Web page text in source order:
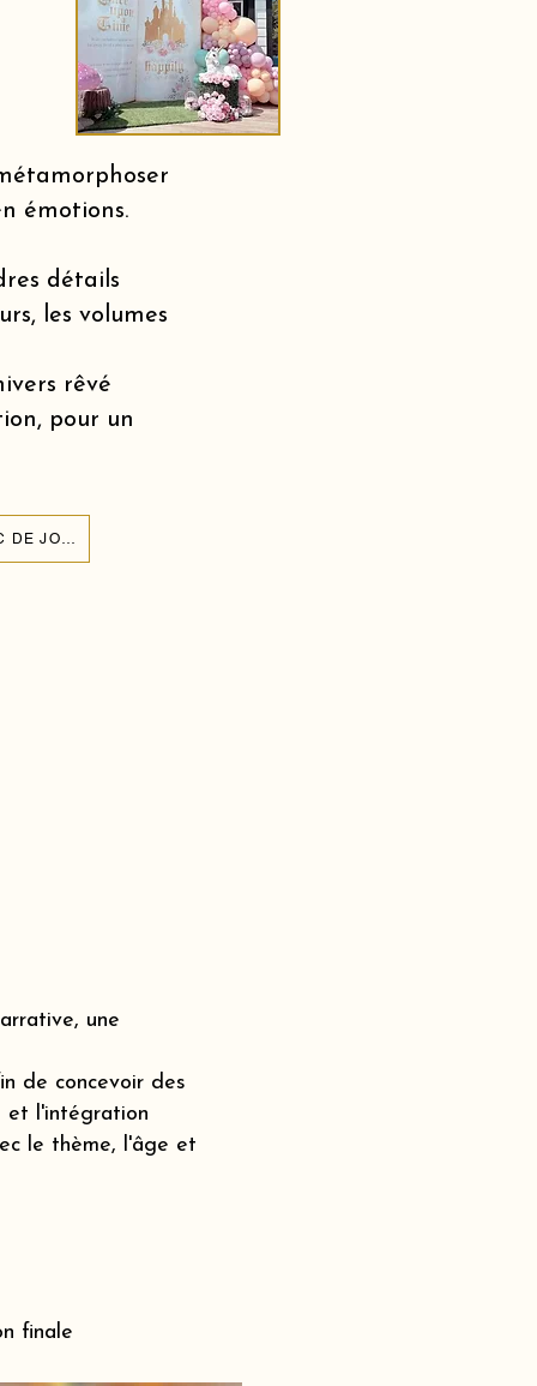
émotions.
détails
les volumes
rêvé
pour un
CRÉER UN MUR DE BALLONS POUR L'ANNIVERSAIRE DE MON ENFANT À LAC DE JOUX 1347
une
de concevoir des
et l'intégration
le thème, l'âge et
finale